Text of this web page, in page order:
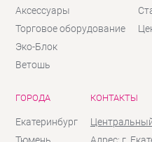
Аксессуары
Торговое оборудование
Эко-Блок
Ветошь
ГОРОДА
Екатеринбург
Тюмень
КОНТАКТЫ
Адрес: г.